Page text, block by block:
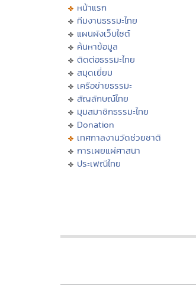
หน้าแรก
ทีมงานธรรมะไทย
แผนผังเว็บไซต์
ค้นหาข้อมูล
ติดต่อธรรมะไทย
สมุดเยี่ยม
เครือข่ายธรรมะ
สัญลักษณ์ไทย
มุมสมาชิกธรรมะไทย
Donation
เทศกาลงานวัดช่วยชาติ
การเผยแผ่ศาสนา
ประเพณีไทย